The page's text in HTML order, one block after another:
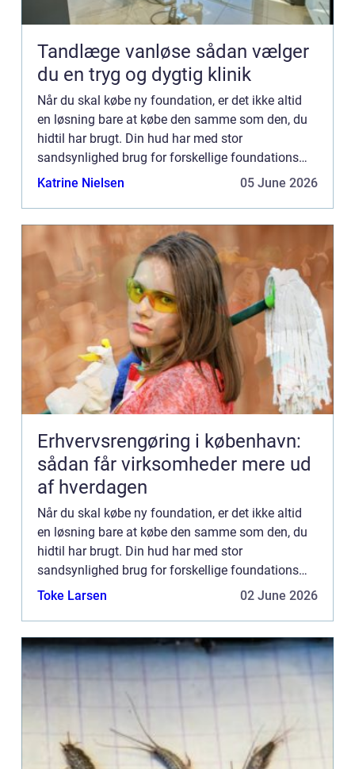
Tandlæge vanløse sådan vælger
du en tryg og dygtig klinik
Når du skal købe ny foundation, er det ikke altid
en løsning bare at købe den samme som den, du
hidtil har brugt. Din hud har med stor
sandsynlighed brug for forskellige foundations
afhængig af årstiden. De fles...
Katrine Nielsen 05 June 2026
Erhvervsrengøring i københavn:
sådan får virksomheder mere ud
af hverdagen
Når du skal købe ny foundation, er det ikke altid
en løsning bare at købe den samme som den, du
hidtil har brugt. Din hud har med stor
sandsynlighed brug for forskellige foundations
afhængig af årstiden. De fles...
Toke Larsen 02 June 2026